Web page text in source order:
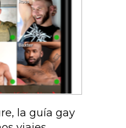
la guía gay